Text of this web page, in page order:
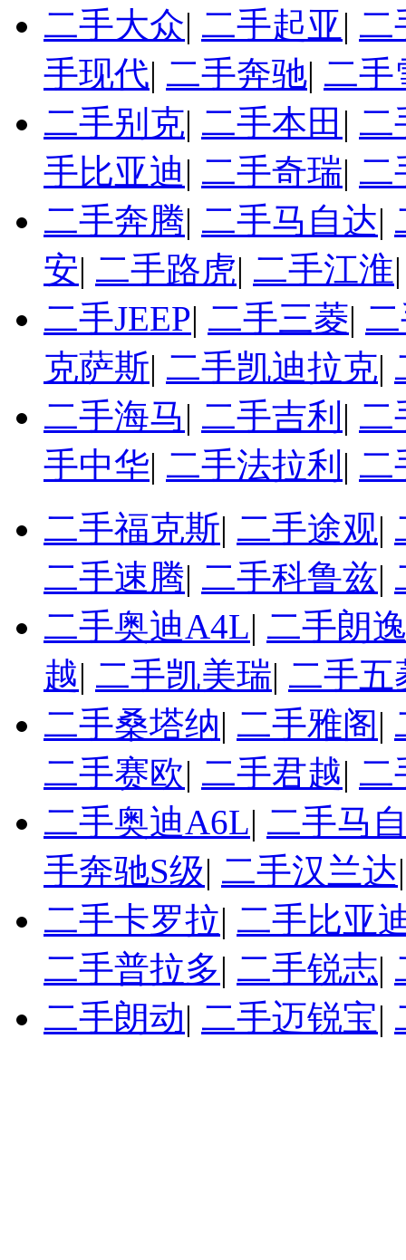
二手大众| 二手起亚| 二
手现代| 二手奔驰| 二手
二手别克| 二手本田 | 二
手比亚迪| 二手奇瑞| 二
二手奔腾| 二手马自达|
安| 二手路虎| 二手江淮
二手JEEP| 二手三菱|
克萨斯| 二手凯迪拉克|
二手海马| 二手吉利 | 二
手中华| 二手法拉利 | 二
二手福克斯| 二手途观|
二手速腾| 二手科鲁兹|
二手奥迪A4L| 二手朗
越| 二手凯美瑞| 二手五
二手桑塔纳| 二手雅阁|
二手赛欧| 二手君越| 二
二手奥迪A6L| 二手马
手奔驰S级| 二手汉兰达
二手卡罗拉| 二手比亚
二手普拉多| 二手锐志|
二手朗动| 二手迈锐宝|